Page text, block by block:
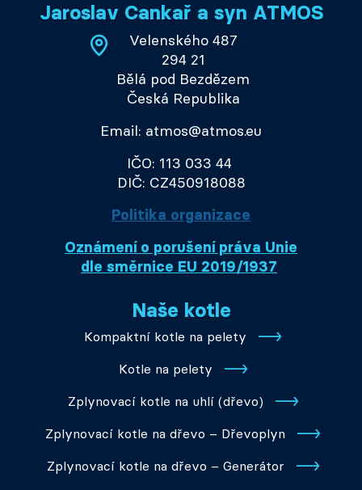
Jaroslav Cankař a syn ATMOS
Velenského 487
294 21
Bělá pod Bezdězem
Česká Republika
Email: atmos@atmos.eu
IČO: 113 033 44
DIČ: CZ450918088
Politika organizace
Oznámení o porušení práva Unie
dle směrnice EU 2019/1937
Naše kotle
Kompaktní kotle na pelety
Kotle na pelety
Zplynovací kotle na uhlí (dřevo)
Zplynovací kotle na dřevo – Dřevoplyn
Zplynovací kotle na dřevo – Generátor